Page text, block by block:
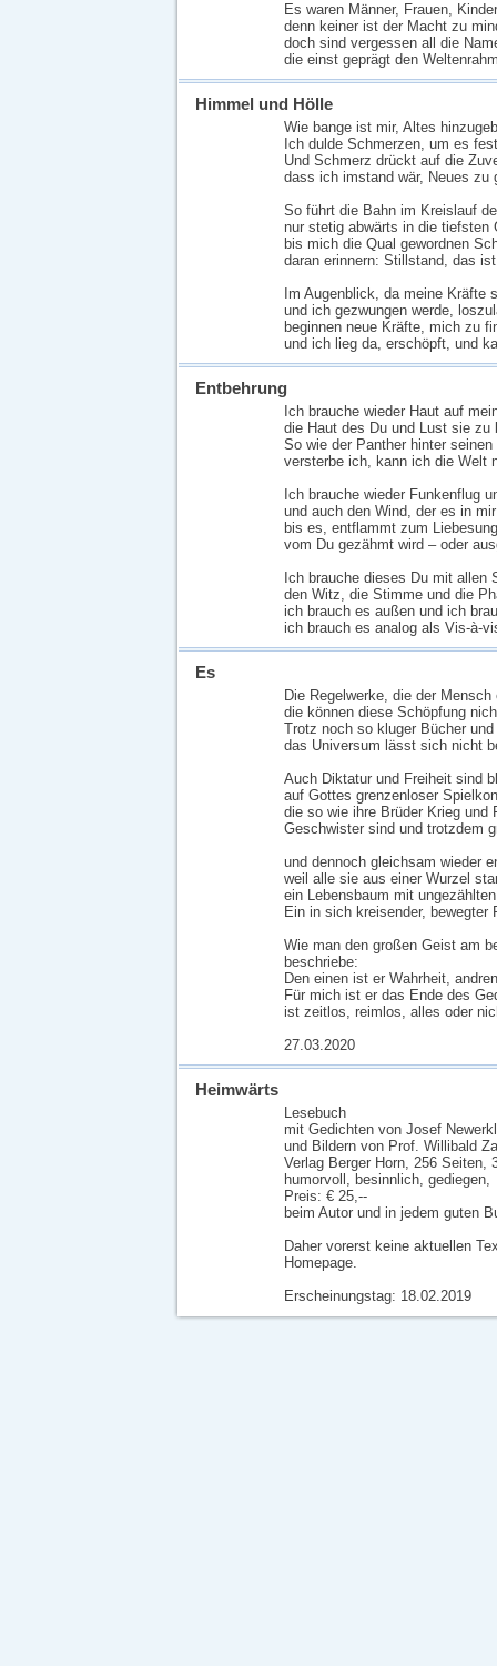
Es waren Männer, Frauen,
denn keiner ist der Macht zu
doch sind vergessen all die
die einst geprägt den
Himmel und Hölle
Wie bange ist mir, Altes
Ich dulde Schmerzen, um es
Und Schmerz drückt auf die
dass ich imstand wär, Neues zu
So führt die Bahn im Kreislauf
nur stetig abwärts in die tiefsten
bis mich die Qual gewordnen
daran erinnern: Stillstand, das
Im Augenblick, da meine Kräfte
und ich gezwungen werde,
beginnen neue Kräfte, mich zu
und ich lieg da, erschöpft, und
Entbehrung
Ich brauche wieder Haut auf
die Haut des Du und Lust sie zu
So wie der Panther hinter seinen
versterbe ich, kann ich die Welt
Ich brauche wieder Funkenflug
und auch den Wind, der es in
bis es, entflammt zum
vom Du gezähmt wird – oder
Ich brauche dieses Du mit allen
den Witz, die Stimme und die
ich brauch es außen und ich
ich brauch es analog als Vis-à-
Es
Die Regelwerke, die der Mensch
die können diese Schöpfung
Trotz noch so kluger Bücher
das Universum lässt sich nicht
Auch Diktatur und Freiheit sind
auf Gottes grenzenloser
die so wie ihre Brüder Krieg und
Geschwister sind und trotzdem
und dennoch gleichsam wieder
weil alle sie aus einer Wurzel
ein Lebensbaum mit
Ein in sich kreisender, bewegter
Wie man den großen Geist am
beschriebe:
Den einen ist er Wahrheit,
Für mich ist er das Ende des
ist zeitlos, reimlos, alles oder
27.03.2020
Heimwärts
Lesebuch
mit Gedichten von Josef
und Bildern von Prof. Willibald
Verlag Berger Horn, 256 Seiten,
humorvoll, besinnlich, gediegen,
Preis: € 25,--
beim Autor und in jedem guten
Daher vorerst keine aktuellen
Homepage.
Erscheinungstag: 18.02.2019